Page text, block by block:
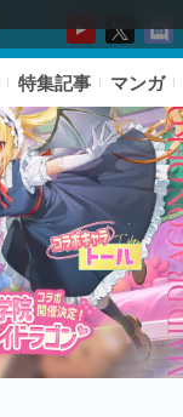
特集記事 マンガ